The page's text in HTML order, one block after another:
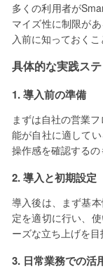
多くの利用者が
マイズ性に制限が
入前に知っておく
具体的な実践ス
1. 導入前の準備
まずは自社の営業
能が自社に適して
操作感を確認するの
2. 導入と初期設定
導入後は、まず基
定を適切に行い、
ーズな立ち上げを目
3. 日常業務での活